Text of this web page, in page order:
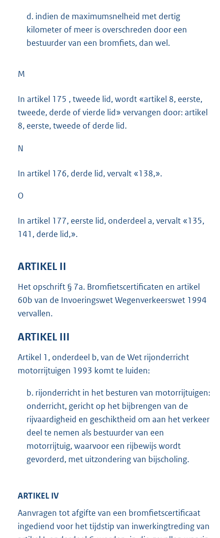
d. indien de maximumsnelheid met dertig
kilometer of meer is overschreden door een
bestuurder van een bromfiets, dan wel.
M
In artikel 175 , tweede lid, wordt «artikel 8, eerste,
tweede, derde of vierde lid» vervangen door: artikel
8, eerste, tweede of derde lid.
N
In artikel 176, derde lid, vervalt «138,».
O
In artikel 177, eerste lid, onderdeel a, vervalt «135,
141, derde lid,».
ARTIKEL II
Het opschrift § 7a. Bromfietscertificaten en artikel
60b van de Invoeringswet Wegenverkeerswet 1994
vervallen.
ARTIKEL III
Artikel 1, onderdeel b, van de Wet rijonderricht
motorrijtuigen 1993 komt te luiden:
b. rijonderricht in het besturen van motorrijtuigen:
onderricht, gericht op het bijbrengen van de
rijvaardigheid en geschiktheid om aan het verkeer
deel te nemen als bestuurder van een
motorrijtuig, waarvoor een rijbewijs wordt
gevorderd, met uitzondering van bijscholing.
ARTIKEL IV
Aanvragen tot afgifte van een bromfietscertificaat
ingediend voor het tijdstip van inwerkingtreding van